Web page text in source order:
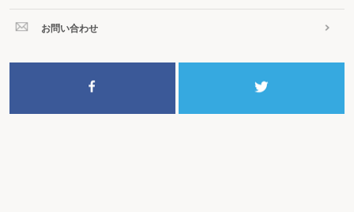
お問い合わせ